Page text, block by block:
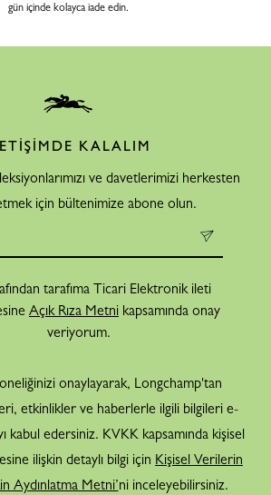
gün içinde kolayca iade edin.
KALALIM
ve davetlerimizi herkesten
için bültenimize abone olun.
tarafıma Ticari Elektronik ileti
Açık Rıza Metni kapsamında onay
veriyorum.
onaylayarak, Longchamp'tan
etkinlikler ve haberlerle ilgili bilgileri e-
kabul edersiniz. KVKK kapsamında kişisel
ilişkin detaylı bilgi için Kişisel Verilerin
Aydınlatma Metni’ni inceleyebilirsiniz.